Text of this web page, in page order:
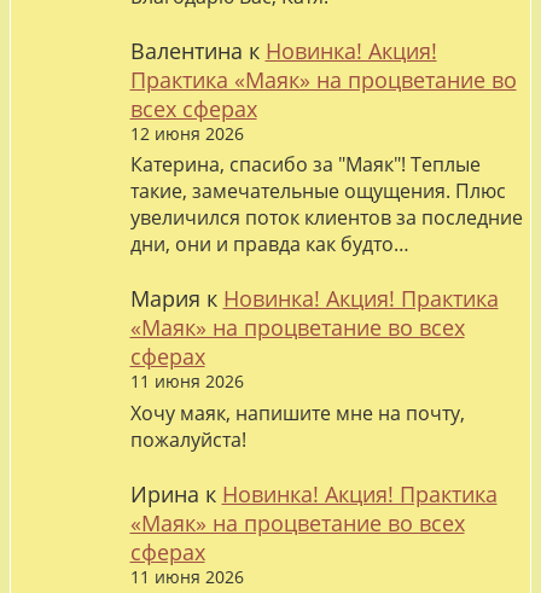
Валентина к Новинка! Акция!
Практика «Маяк» на процветание во
всех сферах
12 июня 2026
Катерина, спасибо за "Маяк"! Теплые
такие, замечательные ощущения. Плюс
увеличился поток клиентов за последние
дни, они и правда как будто…
Мария к Новинка! Акция! Практика
«Маяк» на процветание во всех
сферах
11 июня 2026
Хочу маяк, напишите мне на почту,
пожалуйста!
Ирина к Новинка! Акция! Практика
«Маяк» на процветание во всех
сферах
11 июня 2026